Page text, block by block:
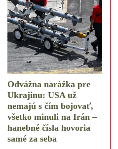
Odvážna narážka pre
Ukrajinu: USA už
nemajú s čím bojovať,
všetko minuli na Irán –
hanebné čísla hovoria
samé za seba